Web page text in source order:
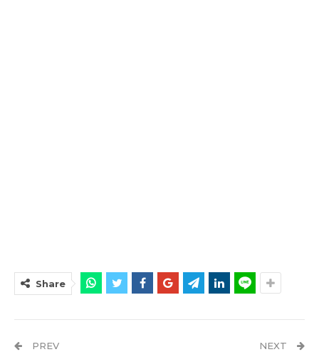
Share
PREV NEXT